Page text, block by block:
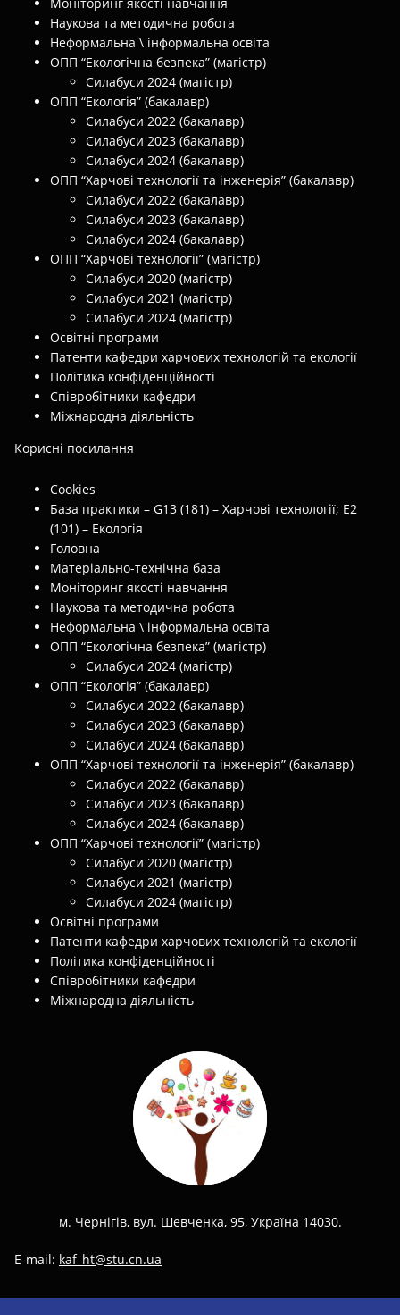
Моніторинг якості навчання
Наукова та методична робота
Неформальна \ інформальна освіта
ОПП “Екологічна безпека” (магістр)
Силабуси 2024 (магістр)
ОПП “Екологія” (бакалавр)
Силабуси 2022 (бакалавр)
Силабуси 2023 (бакалавр)
Силабуси 2024 (бакалавр)
ОПП “Харчові технології та інженерія” (бакалавр)
Силабуси 2022 (бакалавр)
Силабуси 2023 (бакалавр)
Силабуси 2024 (бакалавр)
ОПП “Харчові технології” (магістр)
Силабуси 2020 (магістр)
Силабуси 2021 (магістр)
Силабуси 2024 (магістр)
Освітні програми
Патенти кафедри харчових технологій та екології
Політика конфіденційності
Співробітники кафедри
Міжнародна діяльність
Корисні посилання
Cookies
База практики – G13 (181) – Харчові технології; E2
(101) – Екологія
Головна
Матеріально-технічна база
Моніторинг якості навчання
Наукова та методична робота
Неформальна \ інформальна освіта
ОПП “Екологічна безпека” (магістр)
Силабуси 2024 (магістр)
ОПП “Екологія” (бакалавр)
Силабуси 2022 (бакалавр)
Силабуси 2023 (бакалавр)
Силабуси 2024 (бакалавр)
ОПП “Харчові технології та інженерія” (бакалавр)
Силабуси 2022 (бакалавр)
Силабуси 2023 (бакалавр)
Силабуси 2024 (бакалавр)
ОПП “Харчові технології” (магістр)
Силабуси 2020 (магістр)
Силабуси 2021 (магістр)
Силабуси 2024 (магістр)
Освітні програми
Патенти кафедри харчових технологій та екології
Політика конфіденційності
Співробітники кафедри
Міжнародна діяльність
м. Чернігів, вул. Шевченка, 95, Україна 14030.
E-mail: kaf_ht@stu.cn.ua